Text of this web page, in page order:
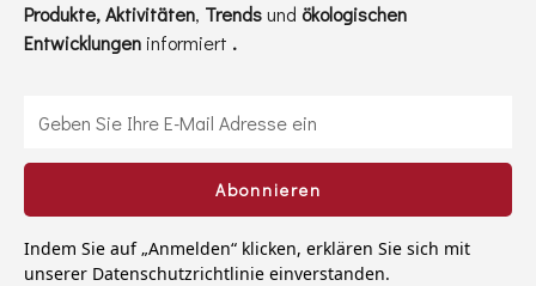
Produkte, Aktivitäten, Trendsund ökologischen
Entwicklungen informiert .
Indem Sie auf „Anmelden“ klicken, erklären Sie sich mit
unserer Datenschutzrichtlinie einverstanden.